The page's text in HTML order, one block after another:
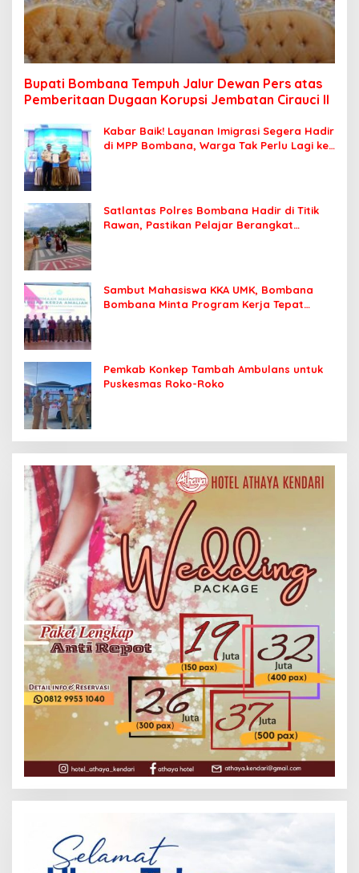
Bupati Bombana Tempuh Jalur Dewan Pers atas
Pemberitaan Dugaan Korupsi Jembatan Cirauci II
Kabar Baik! Layanan Imigrasi Segera Hadir
di MPP Bombana, Warga Tak Perlu Lagi ke
Satlantas Polres Bombana Hadir di Titik
Rawan, Pastikan Pelajar Berangkat
Sambut Mahasiswa KKA UMK, Bombana
Bombana Minta Program Kerja Tepat
Pemkab Konkep Tambah Ambulans untuk
Puskesmas Roko-Roko